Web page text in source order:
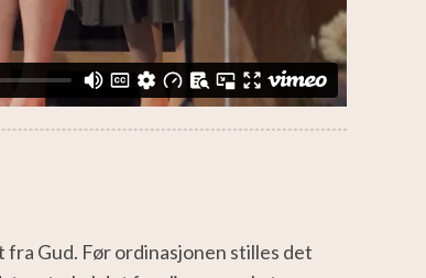
Gud. Før ordinasjonen stilles det